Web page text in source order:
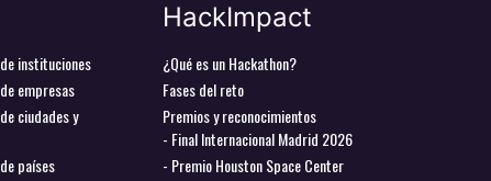
instituciones
empresas
ciudades y
países
HackImpact
¿Qué es un Hackathon?
Fases del reto
Premios y reconocimientos
- Final Internacional Madrid 2026
- Premio Houston Space Center